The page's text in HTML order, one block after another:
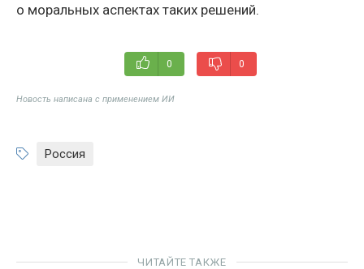
о моральных аспектах таких решений.
0 0
Новость написана с применением ИИ
Россия
ЧИТАЙТЕ ТАКЖЕ